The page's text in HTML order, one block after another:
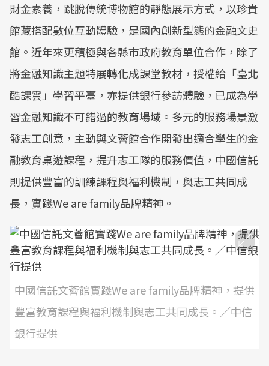
財金素養，跳脫傳統博物館的靜態展示方式，以珍貴
館藏搭配數位互動體驗，是國內創新型態的金融文史
館。近年來更積極與各縣市政府教育單位合作，除了
將金融知識主題特展轉化成課堂教材，授權給「臺北
酷課雲」學習平臺，亦提供銀行參訪體驗，已成為學
習金融知識不可錯過的教育場域。多元的服務場景激
發志工創意，主動與文薈館合作開發出適合學生的金
融教育桌遊課程，提升志工隊的服務價值，中國信託
則提供豐富的訓練課程與福利機制，與志工共同成
長，實踐We are family品牌精神。
中國信託文薈館實踐We are family品牌精神，提供
豐富教育課程與福利機制與志工共同成長。／中信
銀行提供